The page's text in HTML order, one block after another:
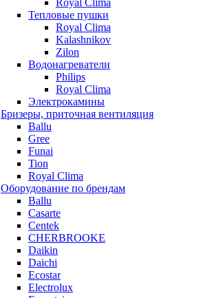
Royal Clima
Тепловые пушки
Royal Clima
Kalashnikov
Zilon
Водонагреватели
Philips
Royal Clima
Электрокамины
Бризеры, приточная вентиляция
Ballu
Gree
Funai
Tion
Royal Clima
Оборудование по брендам
Ballu
Casarte
Centek
CHERBROOKE
Daikin
Daichi
Ecostar
Electrolux